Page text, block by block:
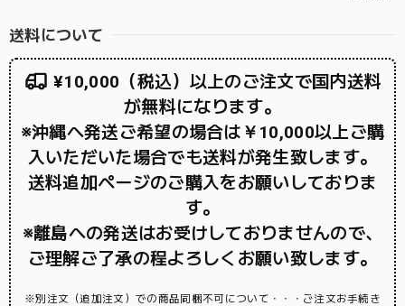
送料について
¥10,000（税込）以上のご注文で国内送料
が無料になります。
※沖縄へ発送ご希望の場合は￥10,000以上ご購
入いただいた場合でも送料が発生致します。
送料追加ページのご購入をお願いしておりま
す。
※離島への発送はお受けしておりませんので、
ご理解ご了承の程よろしくお願い致します。
※別注文（追加注文）での商品同梱不可について・・・ご注文お手続き